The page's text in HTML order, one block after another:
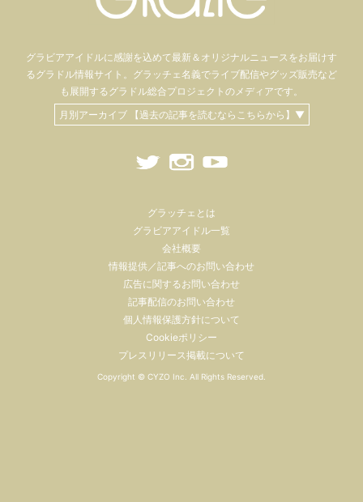
グラビアアイドルに感謝を込めて最新＆オリジナルニュースをお届けす
るグラドル情報サイト。 グラッチェ名義でライブ配信やグッズ販売など
も 展開するグラドル総合プロジェクトのメディアです。
月別アーカイブ 【過去の記事を読むならこちらから】▼
グラッチェとは
グラビアアイドル一覧
会社概要
情報提供／記事へのお問い合わせ
広告に関するお問い合わせ
記事配信のお問い合わせ
個人情報保護方針について
Cookieポリシー
プレスリリース掲載について
Copyright © CYZO Inc. All Rights Reserved.